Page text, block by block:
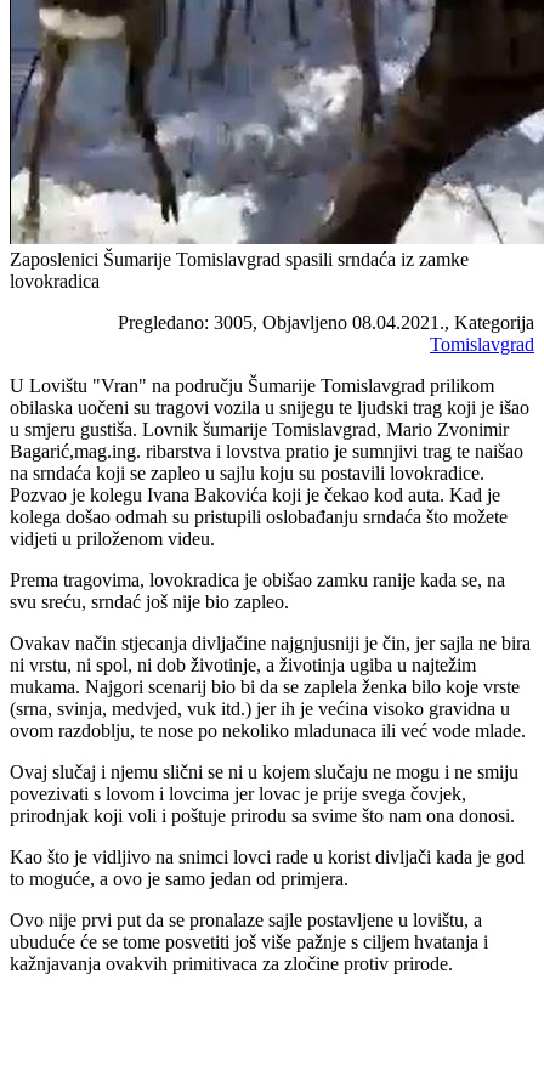
Zaposlenici Šumarije Tomislavgrad spasili srndaća iz zamke
lovokradica
Pregledano: 3005, Objavljeno 08.04.2021., Kategorija
Tomislavgrad
U Lovištu "Vran" na području Šumarije Tomislavgrad prilikom
obilaska uočeni su tragovi vozila u snijegu te ljudski trag koji je išao
u smjeru gustiša. Lovnik šumarije Tomislavgrad, Mario Zvonimir
Bagarić,mag.ing. ribarstva i lovstva pratio je sumnjivi trag te naišao
na srndaća koji se zapleo u sajlu koju su postavili lovokradice.
Pozvao je kolegu Ivana Bakovića koji je čekao kod auta. Kad je
kolega došao odmah su pristupili oslobađanju srndaća što možete
vidjeti u priloženom videu.
Prema tragovima, lovokradica je obišao zamku ranije kada se, na
svu sreću, srndać još nije bio zapleo.
Ovakav način stjecanja divljačine najgnjusniji je čin, jer sajla ne bira
ni vrstu, ni spol, ni dob životinje, a životinja ugiba u najtežim
mukama. Najgori scenarij bio bi da se zaplela ženka bilo koje vrste
(srna, svinja, medvjed, vuk itd.) jer ih je većina visoko gravidna u
ovom razdoblju, te nose po nekoliko mladunaca ili već vode mlade.
Ovaj slučaj i njemu slični se ni u kojem slučaju ne mogu i ne smiju
povezivati s lovom i lovcima jer lovac je prije svega čovjek,
prirodnjak koji voli i poštuje prirodu sa svime što nam ona donosi.
Kao što je vidljivo na snimci lovci rade u korist divljači kada je god
to moguće, a ovo je samo jedan od primjera.
Ovo nije prvi put da se pronalaze sajle postavljene u lovištu, a
ubuduće će se tome posvetiti još više pažnje s ciljem hvatanja i
kažnjavanja ovakvih primitivaca za zločine protiv prirode.